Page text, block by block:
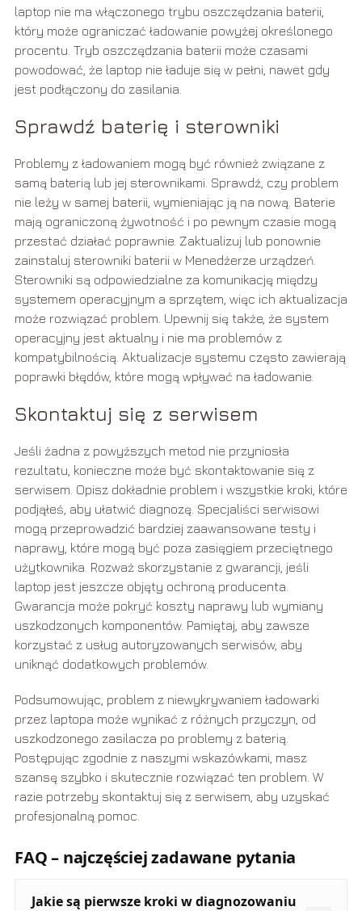
laptop nie ma włączonego trybu oszczędzania baterii,
który może ograniczać ładowanie powyżej określonego
procentu. Tryb oszczędzania baterii może czasami
powodować, że laptop nie ładuje się w pełni, nawet gdy
jest podłączony do zasilania.
Sprawdź baterię i sterowniki
Problemy z ładowaniem mogą być również związane z
samą baterią lub jej sterownikami. Sprawdź, czy problem
nie leży w samej baterii, wymieniając ją na nową. Baterie
mają ograniczoną żywotność i po pewnym czasie mogą
przestać działać poprawnie. Zaktualizuj lub ponownie
zainstaluj sterowniki baterii w Menedżerze urządzeń.
Sterowniki są odpowiedzialne za komunikację między
systemem operacyjnym a sprzętem, więc ich aktualizacja
może rozwiązać problem. Upewnij się także, że system
operacyjny jest aktualny i nie ma problemów z
kompatybilnością. Aktualizacje systemu często zawierają
poprawki błędów, które mogą wpływać na ładowanie.
Skontaktuj się z serwisem
Jeśli żadna z powyższych metod nie przyniosła
rezultatu, konieczne może być skontaktowanie się z
serwisem. Opisz dokładnie problem i wszystkie kroki, które
podjąłeś, aby ułatwić diagnozę. Specjaliści serwisowi
mogą przeprowadzić bardziej zaawansowane testy i
naprawy, które mogą być poza zasięgiem przeciętnego
użytkownika. Rozważ skorzystanie z gwarancji, jeśli
laptop jest jeszcze objęty ochroną producenta.
Gwarancja może pokryć koszty naprawy lub wymiany
uszkodzonych komponentów. Pamiętaj, aby zawsze
korzystać z usług autoryzowanych serwisów, aby
uniknąć dodatkowych problemów.
Podsumowując, problem z niewykrywaniem ładowarki
przez laptopa może wynikać z różnych przyczyn, od
uszkodzonego zasilacza po problemy z baterią.
Postępując zgodnie z naszymi wskazówkami, masz
szansę szybko i skutecznie rozwiązać ten problem. W
razie potrzeby skontaktuj się z serwisem, aby uzyskać
profesjonalną pomoc.
FAQ – najczęściej zadawane pytania
Jakie są pierwsze kroki w diagnozowaniu